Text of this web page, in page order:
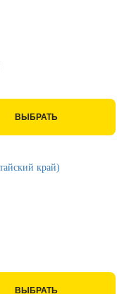
ВЫБРАТЬ
ВЫБРАТЬ